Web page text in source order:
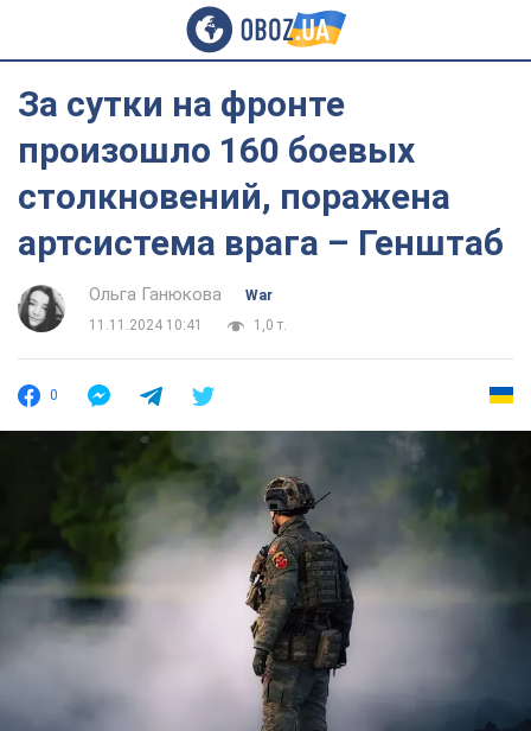
За сутки на фронте
произошло 160 боевых
столкновений, поражена
артсистема врага – Генштаб
Ольга Ганюкова
War
11.11.2024 10:41
1,0 т.
0